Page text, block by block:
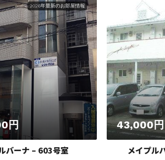
2026年最新のお部屋情報
円
バーナ – 603号室
43,000円
メイプル